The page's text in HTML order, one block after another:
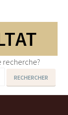
recherche?